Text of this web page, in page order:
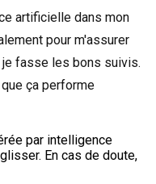
artificielle dans mon
pour m'assurer
fasse les bons suivis.
ça performe
par intelligence
En cas de doute,